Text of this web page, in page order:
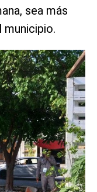
sea más
municipio.